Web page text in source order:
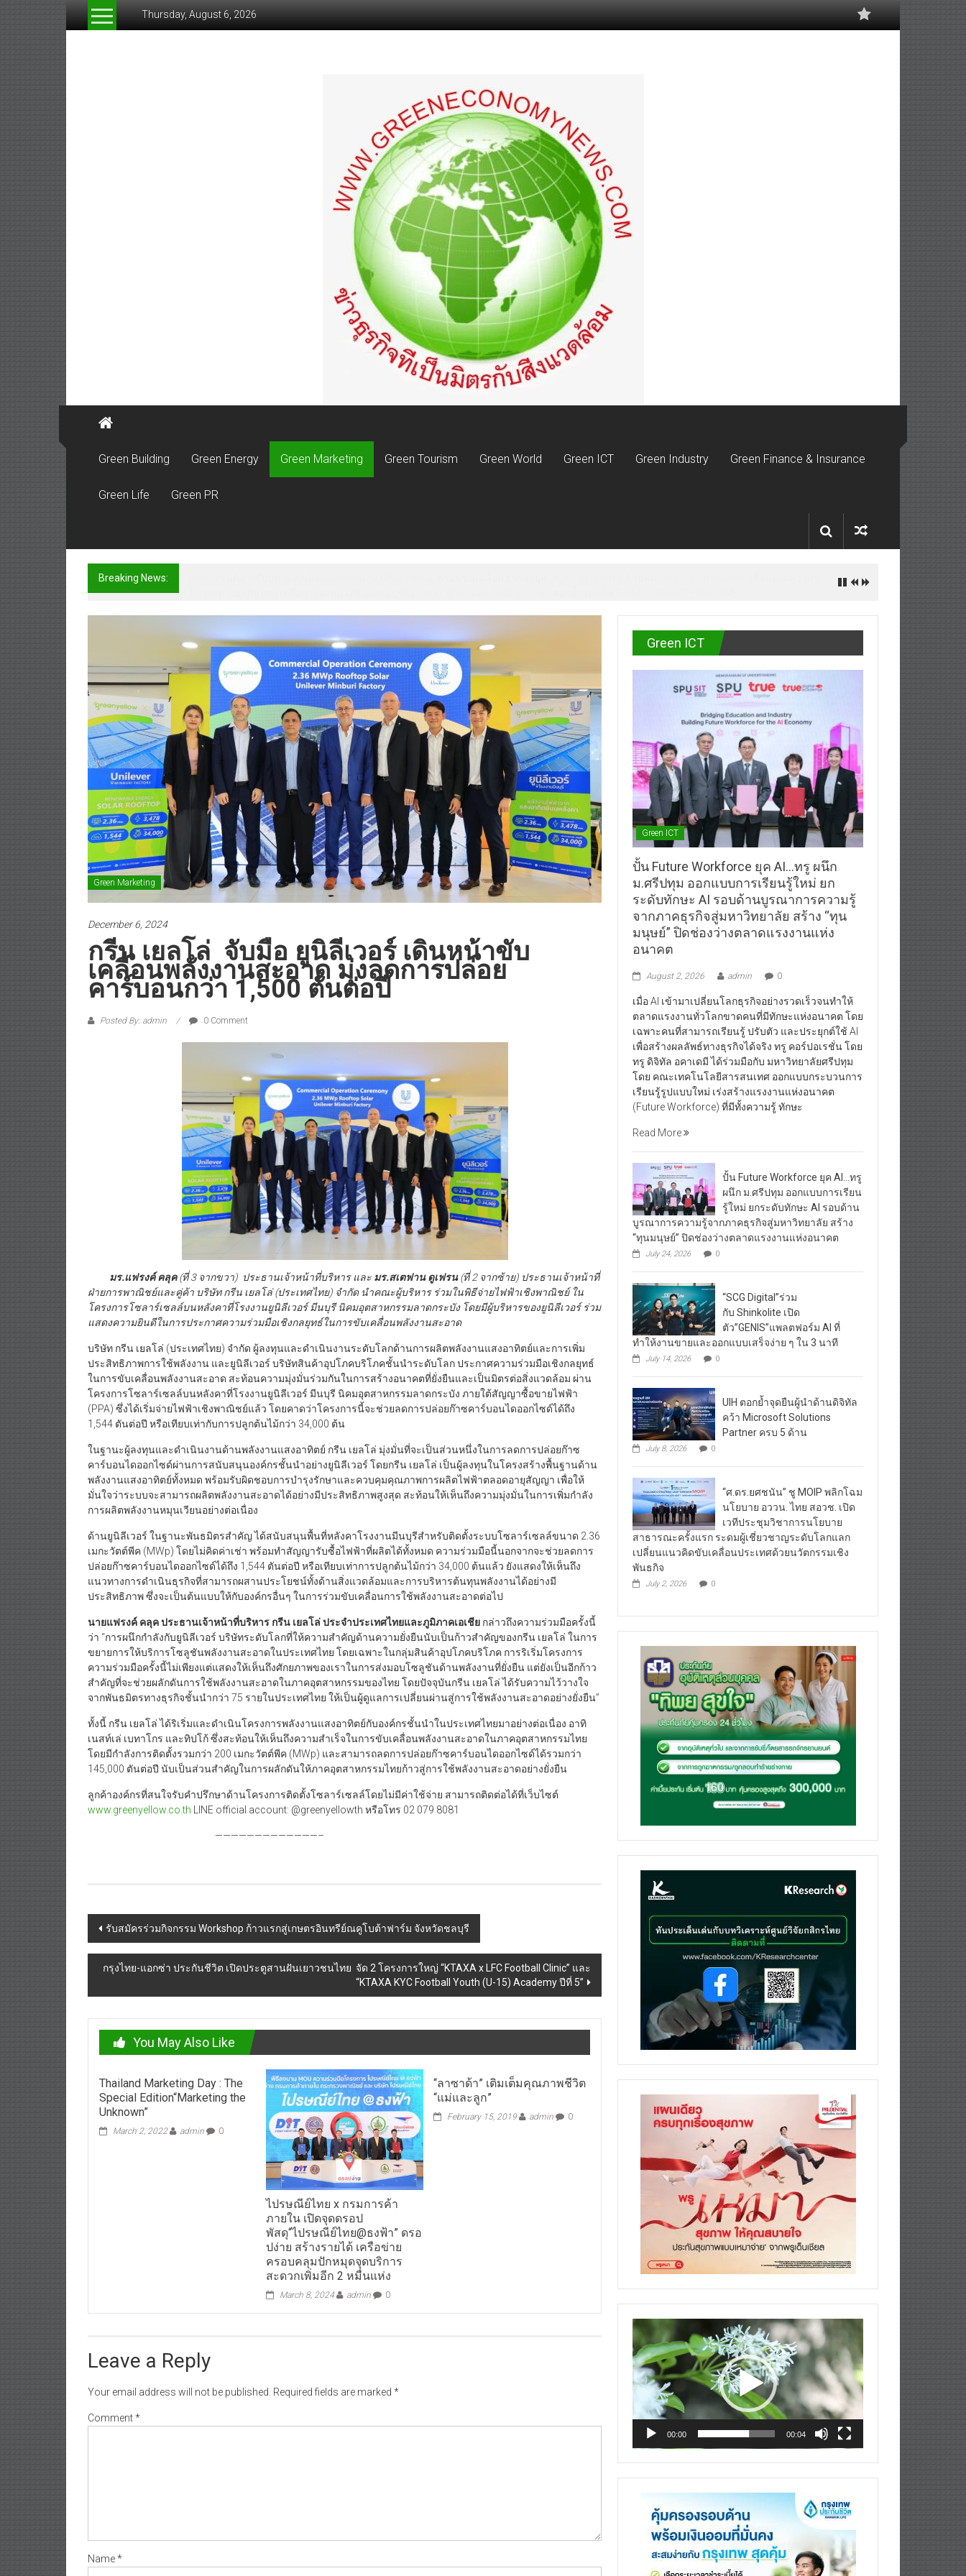
Thursday, August 6, 2026
Green Building Green Energy Green Marketing Green Tourism Green World Green ICT Green Industry Green Finance & Insurance
Green Life Green PR
Breaking News:
Green Marketing
กรีน เยลโล่ จับมือ ยูนิลีเวอร์ เดินหน้าขับ
เคลื่อนพลังงานสะอาด มุ่งลดการปล่อย
คาร์บอนกว่า 1,500 ตันต่อปี
มร.แฟรงค์ คลุค (ที่ 3 จากขวา) ประธานเจ้าหน้าที่บริหาร และ
(ที่ 2 จากซ้าย) ประธานเจ้าหน้าที่
ฝ่ายการพาณิชย์และคู่ค้า บริษัท กรีน เยลโล่ (ประเทศไทย) จำกัด นำคณะผู้บริหาร ร่วมในพิธีจ่ายไฟฟ้าเชิงพาณิชย์ ใน
โครงการโซลาร์เซลล์บนหลังคาที่โรงงานยูนิลีเวอร์ มีนบุรี นิคมอุตสาหกรรมลาดกระบัง โดยมีผู้บริหารของยูนิลีเวอร์ ร่วม
แสดงความยินดีในการประกาศความร่วมมือเชิงกลยุทธ์ในการขับเคลื่อนพลังงานสะอาด
บริษัท กรีน เยลโล่ (ประเทศไทย) จำกัด ผู้ลงทุนและดำเนินงานระดับโลกด้านการผลิตพลังงานแสงอาทิตย์และการเพิ่ม
ประสิทธิภาพการใช้พลังงาน และยูนิลีเวอร์ บริษัทสินค้าอุปโภคบริโภคชั้นนำระดับโลก ประกาศความร่วมมือเชิงกลยุทธ์
ในการขับเคลื่อนพลังงานสะอาด สะท้อนความมุ่งมั่นร่วมกันในการสร้างอนาคตที่ยั่งยืนและเป็นมิตรต่อสิ่งแวดล้อม ผ่าน
โครงการโซลาร์เซลล์บนหลังคาที่โรงงานยูนิลีเวอร์ มีนบุรี นิคมอุตสาหกรรมลาดกระบัง ภายใต้สัญญาซื้อขายไฟฟ้า
(PPA) ซึ่งได้เริ่มจ่ายไฟฟ้าเชิงพาณิชย์แล้ว โดยคาดว่าโครงการนี้จะช่วยลดการปล่อยก๊าซคาร์บอนไดออกไซด์ได้ถึง
1,544 ตันต่อปี หรือเทียบเท่ากับการปลูกต้นไม้กว่า 34,000 ต้น
ในฐานะผู้ลงทุนและดำเนินงานด้านพลังงานแสงอาทิตย์ กรีน เยลโล่ มุ่งมั่นที่จะเป็นส่วนหนึ่งในการลดการปล่อยก๊าซ
คาร์บอนไดออกไซด์ผ่านการสนับสนุนองค์กรชั้นนำอย่างยูนิลีเวอร์ โดยกรีน เยลโล่ เป็นผู้ลงทุนในโครงสร้างพื้นฐานด้าน
พลังงานแสงอาทิตย์ทั้งหมด พร้อมรับผิดชอบการบำรุงรักษาและควบคุมคุณภาพการผลิตไฟฟ้าตลอดอายุสัญญา เพื่อให้
มั่นใจว่าระบบจะสามารถผลิตพลังงานสะอาดได้อย่างมีประสิทธิภาพสูงสุด สะท้อนให้เห็นถึงความมุ่งมั่นในการเพิ่มกำลัง
การผลิตพลังงานหมุนเวียนอย่างต่อเนื่อง
ด้านยูนิลีเวอร์ ในฐานะพันธมิตรสำคัญ ได้สนับสนุนพื้นที่หลังคาโรงงานมีนบุรีสำหรับติดตั้งระบบโซลาร์เซลล์ขนาด 2.36
เมกะวัตต์พีค (MWp) โดยไม่คิดค่าเช่า พร้อมทำสัญญารับซื้อไฟฟ้าที่ผลิตได้ทั้งหมด ความร่วมมือนี้นอกจากจะช่วยลดการ
ปล่อยก๊าซคาร์บอนไดออกไซด์ได้ถึง 1,544 ตันต่อปี หรือเทียบเท่าการปลูกต้นไม้กว่า 34,000 ต้นแล้ว ยังแสดงให้เห็นถึง
แนวทางการดำเนินธุรกิจที่สามารถผสานประโยชน์ทั้งด้านสิ่งแวดล้อมและการบริหารต้นทุนพลังงานได้อย่างมี
ประสิทธิภาพ ซึ่งจะเป็นต้นแบบให้กับองค์กรอื่นๆ ในการร่วมขับเคลื่อนการใช้พลังงานสะอาดต่อไป
นายแฟรงค์ คลุค ประธานเจ้าหน้าที่บริหาร กรีน เยลโล่ ประจำประเทศไทยและภูมิภาคเอเชีย
กล่าวถึงความร่วมมือครั้งนี้
ว่า “การผนึกกำลังกับยูนิลีเวอร์ บริษัทระดับโลกที่ให้ความสำคัญด้านความยั่งยืนนับเป็นก้าวสำคัญของกรีน เยลโล่ ในการ
ขยายการให้บริการโซลูชันพลังงานสะอาดในประเทศไทย โดยเฉพาะในกลุ่มสินค้าอุปโภคบริโภค การริเริ่มโครงการ
ความร่วมมือครั้งนี้ไม่เพียงแต่แสดงให้เห็นถึงศักยภาพของเราในการส่งมอบโซลูชันด้านพลังงานที่ยั่งยืน แต่ยังเป็นอีกก้าว
สำคัญที่จะช่วยผลักดันการใช้พลังงานสะอาดในภาคอุตสาหกรรมของไทย โดยปัจจุบันกรีน เยลโล่ ได้รับความไว้วางใจ
จากพันธมิตรทางธุรกิจชั้นนำกว่า 75 รายในประเทศไทย ให้เป็นผู้ดูแลการเปลี่ยนผ่านสู่การใช้พลังงานสะอาดอย่างยั่งยืน”
ทั้งนี้ กรีน เยลโล่ ได้ริเริ่มและดำเนินโครงการพลังงานแสงอาทิตย์กับองค์กรชั้นนำในประเทศไทยมาอย่างต่อเนื่อง อาทิ
เนสท์เล่ เบทาโกร และทิปโก้ ซึ่งสะท้อนให้เห็นถึงความสำเร็จในการขับเคลื่อนพลังงานสะอาดในภาคอุตสาหกรรมไทย
โดยมีกำลังการติดตั้งรวมกว่า 200 เมกะวัตต์พีค (MWp) และสามารถลดการปล่อยก๊าซคาร์บอนไดออกไซด์ได้รวมกว่า
145,000 ตันต่อปี นับเป็นส่วนสำคัญในการผลักดันให้ภาคอุตสาหกรรมไทยก้าวสู่การใช้พลังงานสะอาดอย่างยั่งยืน
ลูกค้าองค์กรที่สนใจรับคำปรึกษาด้านโครงการติดตั้งโซลาร์เซลล์โดยไม่มีค่าใช้จ่าย สามารถติดต่อได้ที่เว็บไซต์
www.greenyellow.co.th LINE official account: @greenyellowth หรือโทร 02 079 8081
Post
navigation
รับสมัครร่วมกิจกรรม Workshop ก้าวแรกสู่เกษตรอินทรีย์ณคูโบต้าฟาร์ม จังหวัดชลบุรี
กรุงไทย-แอกซ่า ประกันชีวิต เปิดประตูสานฝันเยาวชนไทย จัด 2 โครงการใหญ่ “KTAXA x LFC Football Clinic” และ
“KTAXA KYC Football Youth (U-15) Academy ปีที่ 5”
You May Also Like
Thailand Marketing Day : The
Special Edition“Marketing the
Unknown”
ไปรษณีย์ไทย x กรมการค้า
ภายใน เปิดจุดดรอป
พัสดุ“ไปรษณีย์ไทย@ธงฟ้า” ดรอ
ปง่าย สร้างรายได้ เครือข่าย
ครอบคลุมปักหมุดจุดบริการ
สะดวกเพิ่มอีก 2 หมื่นแห่ง
“ลาซาด้า” เติมเต็มคุณภาพชีวิต
“แม่และลูก”
Leave a Reply
Green ICT
Green ICT
ปั้น Future Workforce ยุค AI…ทรู ผนึก
ม.ศรีปทุม ออกแบบการเรียนรู้ใหม่ ยก
ระดับทักษะ AI รอบด้านบูรณาการความรู้
จากภาคธุรกิจสู่มหาวิทยาลัย สร้าง “ทุน
มนุษย์” ปิดช่องว่างตลาดแรงงานแห่ง
อนาคต
เมื่อ AI เข้ามาเปลี่ยนโลกธุรกิจอย่างรวดเร็วจนทำให้
ตลาดแรงงานทั่วโลกขาดคนที่มีทักษะแห่งอนาคต โดย
เฉพาะคนที่สามารถเรียนรู้ ปรับตัว และประยุกต์ใช้ AI
เพื่อสร้างผลลัพธ์ทางธุรกิจได้จริง ทรู คอร์ปอเรชั่น โดย
ทรู ดิจิทัล อคาเดมี ได้ร่วมมือกับ มหาวิทยาลัยศรีปทุม
โดย คณะเทคโนโลยีสารสนเทศ ออกแบบกระบวนการ
เรียนรู้รูปแบบใหม่ เร่งสร้างแรงงานแห่งอนาคต
(Future Workforce) ที่มีทั้งความรู้ ทักษะ
ปั้น Future Workforce ยุค AI…ทรู
ผนึก ม.ศรีปทุม ออกแบบการเรียน
รู้ใหม่ ยกระดับทักษะ AI รอบด้าน
บูรณาการความรู้จากภาคธุรกิจสู่มหาวิทยาลัย สร้าง
“ทุนมนุษย์” ปิดช่องว่างตลาดแรงงานแห่งอนาคต
July 24, 2026
กับ Shinkolite เปิด
ตัว”GENIS”แพลตฟอร์ม AI ที่
ทำให้งานขายและออกแบบเสร็จง่าย ๆ ใน 3 นาที
UIH ตอกย้ำจุดยืนผู้นำด้านดิจิทัล
คว้า Microsoft Solutions
Partner ครบ 5 ด้าน
July 8, 2026 0
“ศ.ดร.ยศชนัน” ชู MOIP พลิกโฉม
นโยบาย อววน. ไทย สอวช. เปิด
เวทีประชุมวิชาการนโยบาย
สาธารณะครั้งแรก ระดมผู้เชี่ยวชาญระดับโลกแลก
เปลี่ยนแนวคิดขับเคลื่อนประเทศด้วยนวัตกรรมเชิง
พันธกิจ
Video
Player